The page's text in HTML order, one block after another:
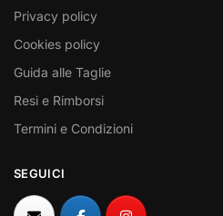
Privacy policy
Cookies policy
Guida alle Taglie
Resi e Rimborsi
Termini e Condizioni
SEGUICI